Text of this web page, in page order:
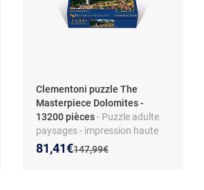
Clementoni puzzle The
Masterpiece Dolomites -
13200 pièces- Puzzle adulte
paysages - impression haute
qualité - carton robuste -
surface antireflet - découpe
Ancien prix :
147,99€
Nouveau prix :
81,41€
Réduction de :